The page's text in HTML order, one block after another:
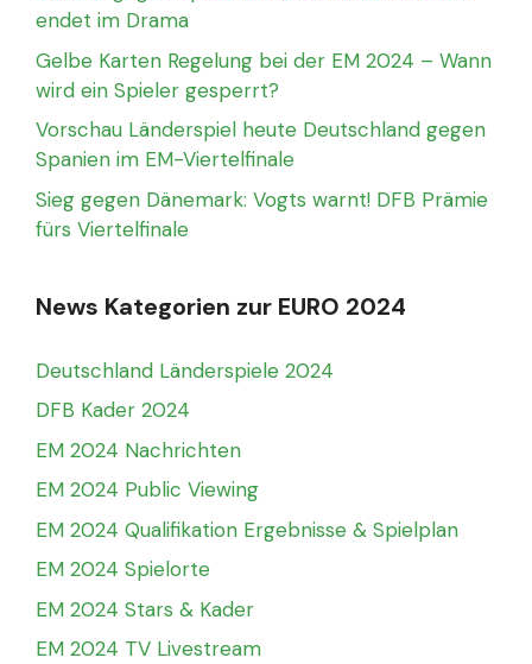
endet im Drama
Gelbe Karten Regelung bei der EM 2024 – Wann
wird ein Spieler gesperrt?
Vorschau Länderspiel heute Deutschland gegen
Spanien im EM-Viertelfinale
Sieg gegen Dänemark: Vogts warnt! DFB Prämie
fürs Viertelfinale
News Kategorien zur EURO 2024
Deutschland Länderspiele 2024
DFB Kader 2024
EM 2024 Nachrichten
EM 2024 Public Viewing
EM 2024 Qualifikation Ergebnisse & Spielplan
EM 2024 Spielorte
EM 2024 Stars & Kader
EM 2024 TV Livestream